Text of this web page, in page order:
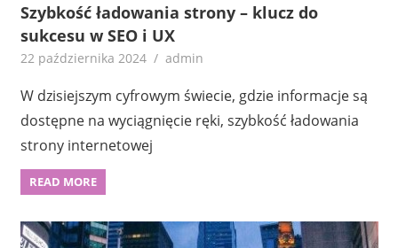
Szybkość ładowania strony – klucz do
sukcesu w SEO i UX
22 października 2024 admin
W dzisiejszym cyfrowym świecie, gdzie informacje są
dostępne na wyciągnięcie ręki, szybkość ładowania
strony internetowej
READ MORE